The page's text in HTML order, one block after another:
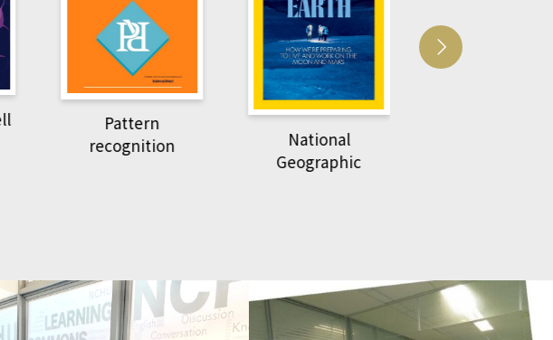
National
Geographic
Harvard Business
Review